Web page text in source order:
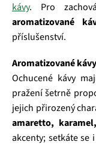
kávy. Pro
aromatizované
příslušenství.
Aromatizované kávy
Ochucené kávy
pražení šetrně
jejich přirozený
amaretto, karamel,
akcenty; setkáte se